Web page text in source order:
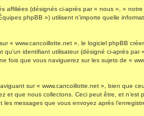
(désignés ci-après par « nous », «
phpBB ») utilisent n’importe quelle
« www.cancoillotte.net », le logiciel phpBB
identifiant utilisateur (désigné ci-après
fois que vous naviguerez sur les sujets de «
sur « www.cancoillotte.net », bien que
que nous collectons. Ceci peut être, et
messages que vous envoyez après